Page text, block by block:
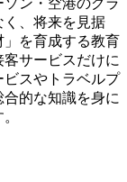
ン・空港のグラ
く、将来を見据
」を育成する教育
サービスだけに
ビスやトラベルプ
的な知識を身に